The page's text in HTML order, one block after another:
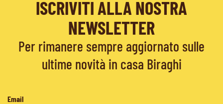
ISCRIVITI ALLA NOSTRA
NEWSLETTER
Per rimanere sempre aggiornato sulle
ultime novità in casa Biraghi
Email